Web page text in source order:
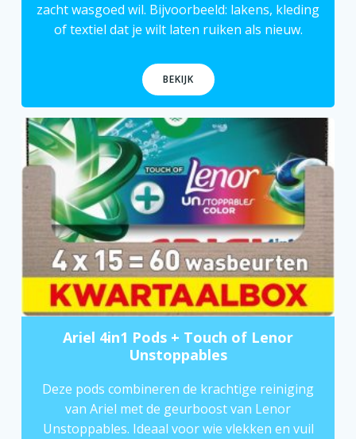
zacht wasgoed wil. Bijvoorbeeld: lakens, kleding
of textiel dat je wilt laten ruiken als nieuw.
BEKIJK
Ariel 4in1 Pods + Touch of Lenor
Unstoppables
Deze pods combineren de krachtige reiniging
van Ariel met de geurboost van Lenor
Unstoppables. Ideaal voor wie vlekken en vuil